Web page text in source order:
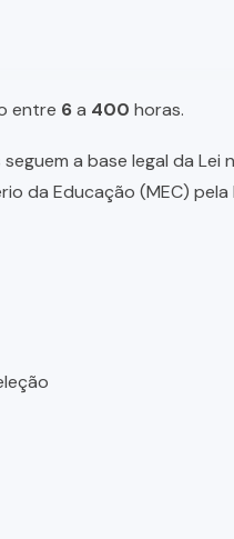
entre 6a 400 horas.
a base legal da Lei
da Educação (MEC) pela